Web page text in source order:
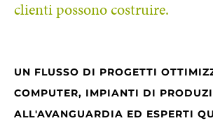
clienti possono costruire.
UN FLUSSO DI PROGETTI
COMPUTER, IMPIANTI DI
ALL'AVANGUARDIA ED ESPERTI